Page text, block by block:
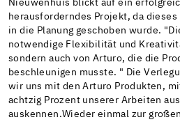
Nieuwenhuis blickt auf ein
herausforderndes Projekt, da
in die Planung geschoben wurde.
notwendige Flexibilität und
sondern auch von Arturo, die die
beschleunigen musste. " Die
wir uns mit den Arturo Produkten,
achtzig Prozent unserer Arbeiten
auskennen.Wieder einmal zur